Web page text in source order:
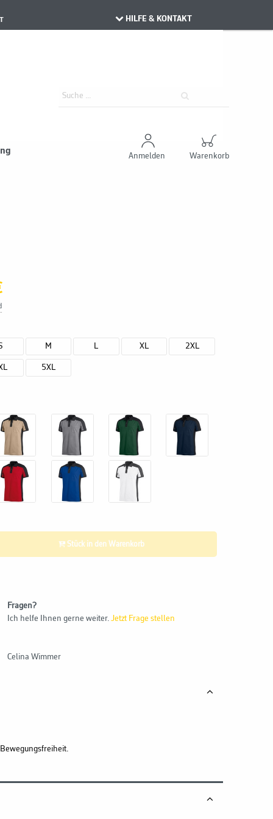
HILFE & KONTAKT
Anmelden Warenkorb
M L XL 2XL
5XL
Stück in den Warenkorb
Fragen?
Ich helfe Ihnen gerne weiter.Jetzt Frage stellen
Celina Wimmer